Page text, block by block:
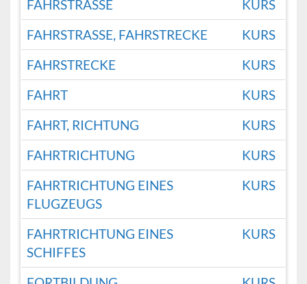
FAHRSTRASSE
KURS
FAHRSTRASSE, FAHRSTRECKE
KURS
FAHRSTRECKE
KURS
FAHRT
KURS
FAHRT, RICHTUNG
KURS
FAHRTRICHTUNG
KURS
FAHRTRICHTUNG EINES
FLUGZEUGS
KURS
FAHRTRICHTUNG EINES
SCHIFFES
KURS